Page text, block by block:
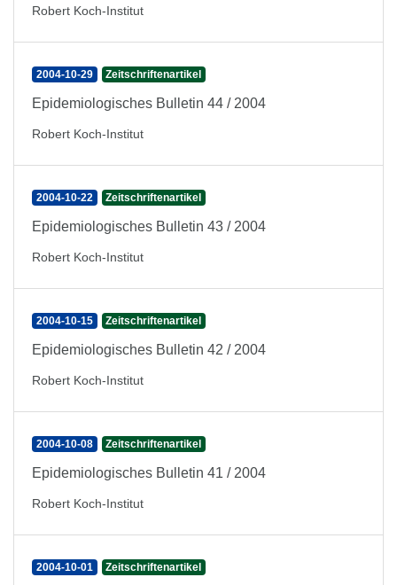
Robert Koch-Institut
2004-10-29 Zeitschriftenartikel
Epidemiologisches Bulletin 44 / 2004
Robert Koch-Institut
2004-10-22 Zeitschriftenartikel
Epidemiologisches Bulletin 43 / 2004
Robert Koch-Institut
2004-10-15 Zeitschriftenartikel
Epidemiologisches Bulletin 42 / 2004
Robert Koch-Institut
2004-10-08 Zeitschriftenartikel
Epidemiologisches Bulletin 41 / 2004
Robert Koch-Institut
2004-10-01 Zeitschriftenartikel